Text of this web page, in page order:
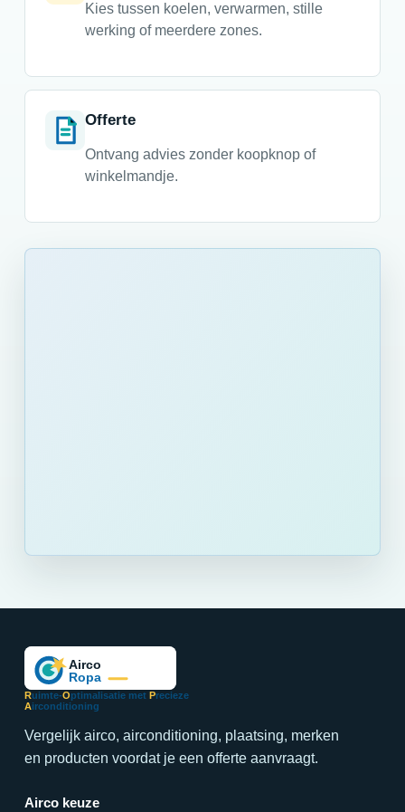
Kies tussen koelen, verwarmen, stille
werking of meerdere zones.
Offerte
Ontvang advies zonder koopknop of
winkelmandje.
Ruimte-Optimalisatie met Precieze
Airconditioning
Vergelijk airco, airconditioning, plaatsing, merken
en producten voordat je een offerte aanvraagt.
Airco keuze